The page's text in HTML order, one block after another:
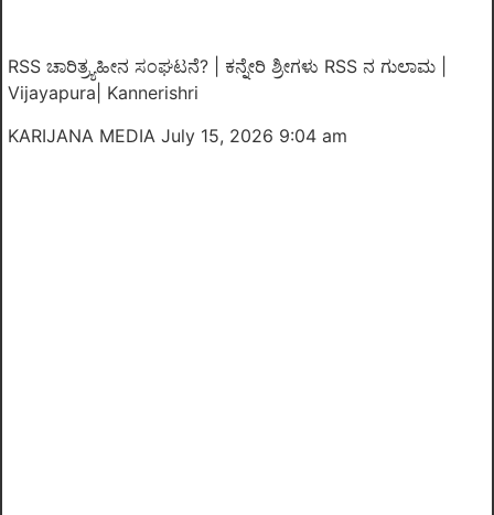
RSS ಚಾರಿತ್ರ್ಯಹೀನ ಸಂಘಟನೆ? | ಕನ್ನೇರಿ ಶ್ರೀಗಳು RSS ನ ಗುಲಾಮ |
Vijayapura| Kannerishri
KARIJANA MEDIA July 15, 2026 9:04 am